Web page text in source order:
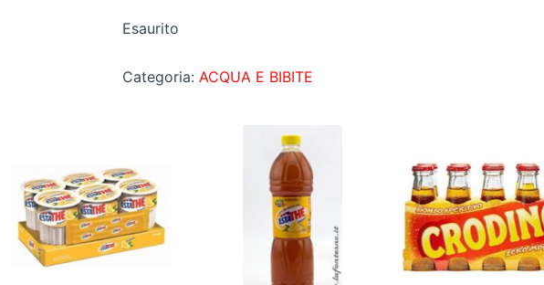
Esaurito
Categoria: ACQUA E BIBITE